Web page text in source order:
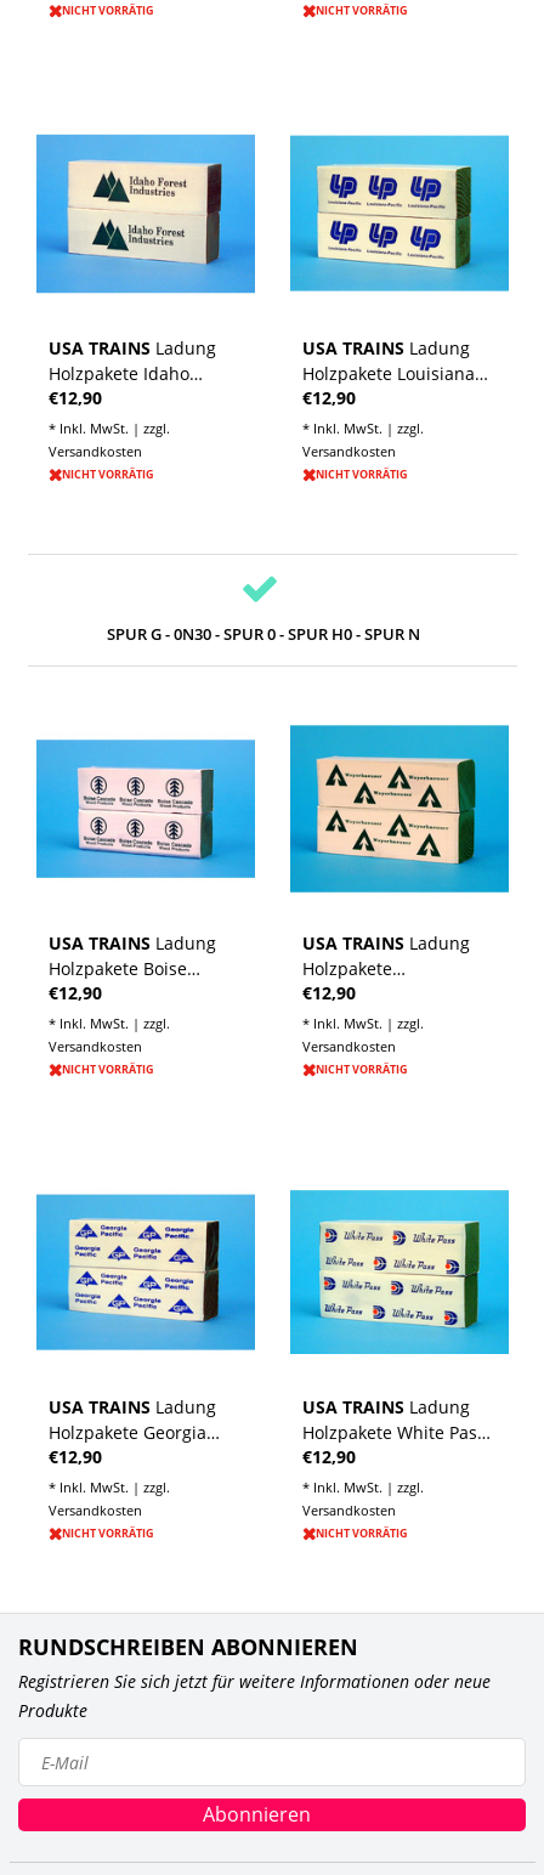
NICHT VORRÄTIG NICHT VORRÄTIG
USA TRAINS Ladung
Holzpakete Idaho
Forest für Center Beam
Flat Car
€12,90
* Inkl. MwSt. | zzgl.
Versandkosten
NICHT VORRÄTIG
USA TRAINS Ladung
Holzpakete Louisiana
Pacific für Center Beam
Flat Car
€12,90
* Inkl. MwSt. | zzgl.
Versandkosten
NICHT VORRÄTIG
SPUR G - 0N30 - SPUR 0 - SPUR H0 - SPUR N
USA TRAINS Ladung
Holzpakete Boise
Cascade für Center
Beam Flat Car
€12,90
* Inkl. MwSt. | zzgl.
Versandkosten
NICHT VORRÄTIG
USA TRAINS Ladung
Holzpakete
Weyerhaeuser für
Center Beam Flat Car
€12,90
* Inkl. MwSt. | zzgl.
Versandkosten
NICHT VORRÄTIG
USA TRAINS Ladung
Holzpakete Georgia
Pacific für Center Beam
Flat Car
€12,90
* Inkl. MwSt. | zzgl.
Versandkosten
NICHT VORRÄTIG
USA TRAINS Ladung
Holzpakete White Pass
Lumber für Center
Beam Flat Car
€12,90
* Inkl. MwSt. | zzgl.
Versandkosten
NICHT VORRÄTIG
RUNDSCHREIBEN ABONNIEREN
Registrieren Sie sich jetzt für weitere Informationen oder neue
Produkte
Abonnieren